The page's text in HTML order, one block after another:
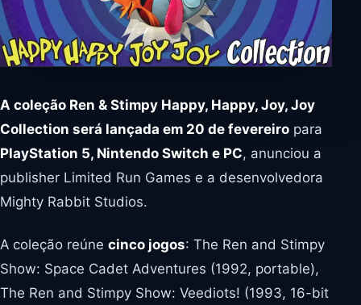
A coleção Ren & Stimpy Happy, Happy, Joy, Joy
Collection será lançada em 20 de fevereiro para
PlayStation 5, Nintendo Switch e PC, anunciou a
publisher Limited Run Games e a desenvolvedora
Mighty Rabbit Studios.
A coleção reúne cinco jogos: The Ren and Stimpy
Show: Space Cadet Adventures (1992, portable),
The Ren and Stimpy Show: Veediots! (1993, 16-bit